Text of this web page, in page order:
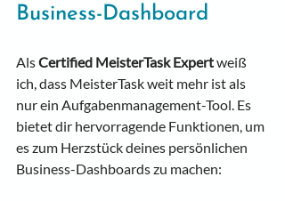
Business-Dashboard
Als Certified MeisterTask Expert weiß
ich, dass MeisterTask weit mehr ist als
nur ein Aufgabenmanagement-Tool. Es
bietet dir hervorragende Funktionen, um
es zum Herzstück deines persönlichen
Business-Dashboards zu machen: